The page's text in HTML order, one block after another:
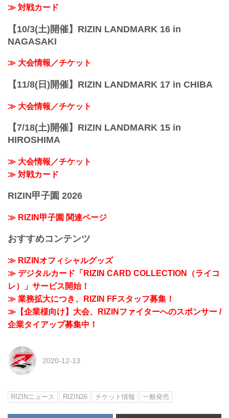
≫ 対戦カード
【10/3(土)開催】RIZIN LANDMARK 16 in
NAGASAKI
≫ 大会情報／チケット
【11/8(日)開催】RIZIN LANDMARK 17 in CHIBA
≫ 大会情報／チケット
【7/18(土)開催】RIZIN LANDMARK 15 in
HIROSHIMA
≫ 大会情報／チケット
≫ 対戦カード
RIZIN甲子園 2026
≫ RIZIN甲子園 関連ページ
おすすめコンテンツ
≫ RIZINオフィシャルグッズ
≫ デジタルカード「RIZIN CARD COLLECTION（ライコ
レ）」サービス開始！
≫ 業務拡大につき、RIZIN FFスタッフ募集！
≫【企業様向け】大会、RIZINファイターへのスポンサー /
企業タイアップ募集中！
2020-12-13
RIZINニュース RIZIN26 チケット情報 一般発売